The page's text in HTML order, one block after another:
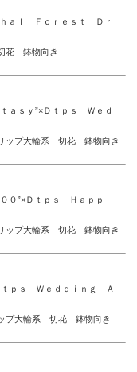
ａｌ Ｆｏｒｅｓｔ Ｄｒ
花 鉢物向き
ａｓｙ”×Ｄｔｐｓ Ｗｅｄ
ップ大輪系 切花 鉢物向き
０”×Ｄｔｐｓ Ｈａｐｐ
ップ大輪系 切花 鉢物向き
ｔｐｓ Ｗｅｄｄｉｎｇ Ａ
プ大輪系 切花 鉢物向き